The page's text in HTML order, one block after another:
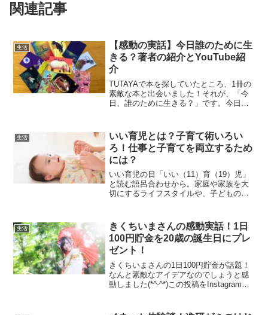
関連記事
生活
【感動の実話】今日誰のために生
きる？著者の紹介とYouTube紹
介
TUTAYAで本を探していたところ、1冊の
素敵な本と出会いました！それが、「今
日、誰のために生きる？」です。今日、
どものために今日を生きているけどこの
本には何が書かれて...
生活
いい育児とは？子育て術いろい
ろ！仕事と子育てを両立するため
には？
いい育児の日「いい（11）育（19）児」
と読む語呂合わせから。家庭や家族を大
切にするライフスタイルや、子どもの成
切さをアピールし、子育てのための行動
を起こす日。(写真）...
生活
きくちいまさんの感動実話！1日
100円貯金を20歳の誕生日にプレ
ゼント！
きくちいまさんの1日100円貯金が話題！
なんと素敵なアイデアなのでしょうと感
動しました(*^-^*)この投稿をInstagramで
添えておく20歳の誕生日を...